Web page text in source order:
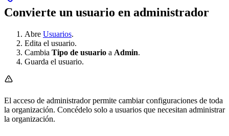
Convierte un usuario en administrador
Abre Usuarios.
Edita el usuario.
Cambia Tipo de usuario a Admin.
Guarda el usuario.
El acceso de administrador permite cambiar configuraciones de toda
la organización. Concédelo solo a usuarios que necesitan administrar
la organización.